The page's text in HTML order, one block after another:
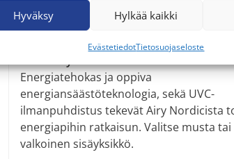
Hyväksy Hylkää kaikki
EvästetiedotTietosuojaseloste
Energiatehokas ja oppiva
energiansäästöteknologia, sekä UVC-
ilmanpuhdistus tekevät Airy Nordicista
energiapihin ratkaisun. Valitse musta tai
valkoinen sisäyksikkö.